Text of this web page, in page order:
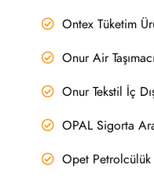
Ontex Tüketim
Onur Air
Onur Tekstil İç
OPAL Sigorta
Opet